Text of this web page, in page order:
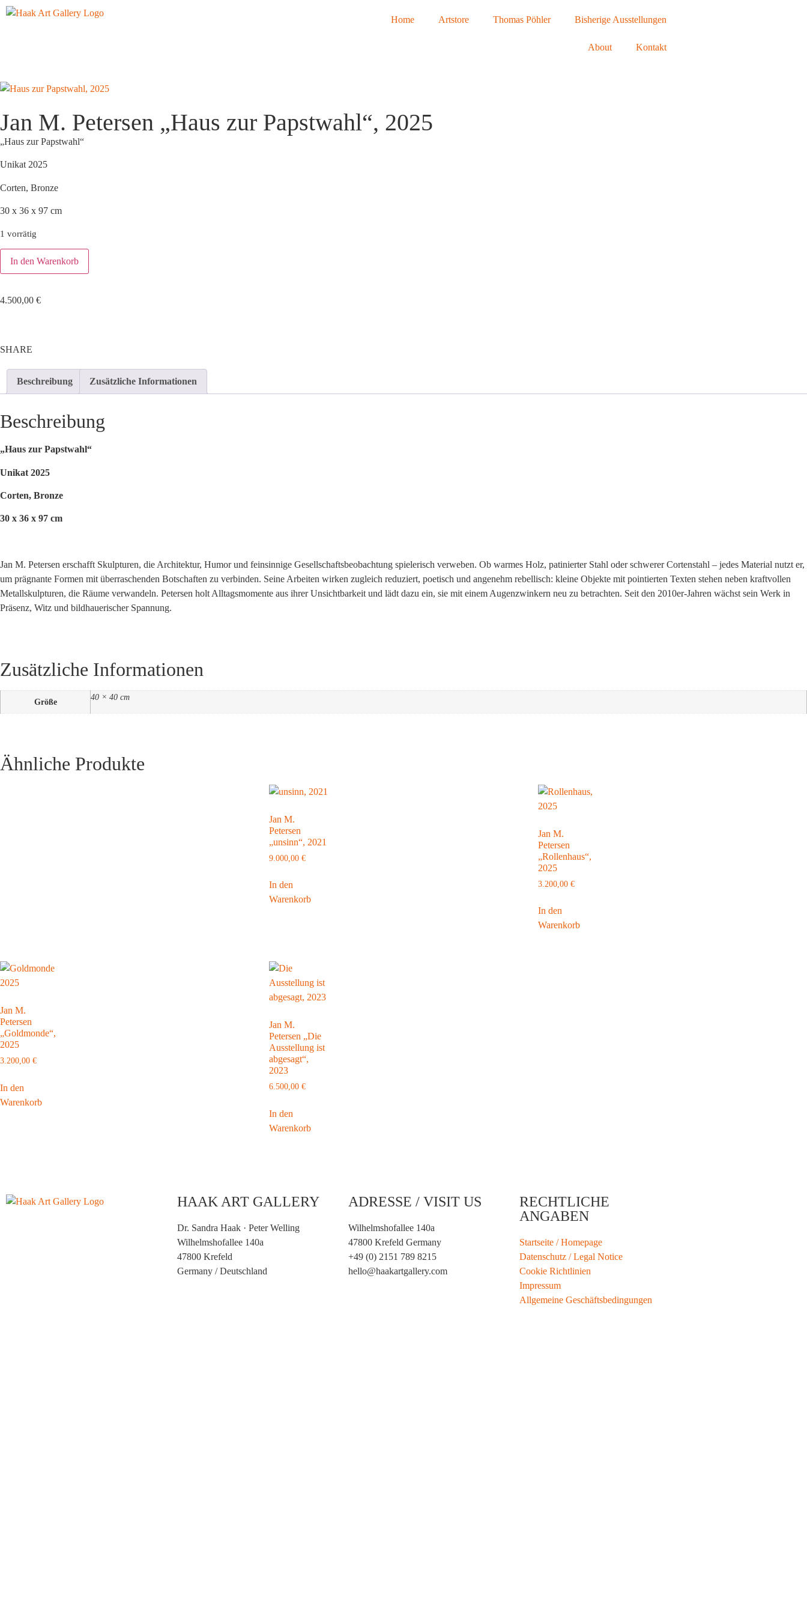
Home Artstore Thomas Pöhler Bisherige Ausstellungen
About Kontakt
Jan M. Petersen „Haus zur Papstwahl“, 2025
„Haus zur Papstwahl“
Unikat 2025
Corten, Bronze
30 x 36 x 97 cm
1 vorrätig
In den Warenkorb
4.500,00 €
SHARE
Beschreibung Zusätzliche Informationen
Beschreibung
„Haus zur Papstwahl“
Unikat 2025
Corten, Bronze
30 x 36 x 97 cm
Jan M. Petersen erschafft Skulpturen, die Architektur, Humor und feinsinnige Gesellschaftsbeobachtung spielerisch verweben. Ob warmes Holz, patinierter Stahl oder schwerer Cortenstahl – jedes Material nutzt er,
um prägnante Formen mit überraschenden Botschaften zu verbinden. Seine Arbeiten wirken zugleich reduziert, poetisch und angenehm rebellisch: kleine Objekte mit pointierten Texten stehen neben kraftvollen
Metallskulpturen, die Räume verwandeln. Petersen holt Alltagsmomente aus ihrer Unsichtbarkeit und lädt dazu ein, sie mit einem Augenzwinkern neu zu betrachten. Seit den 2010er-Jahren wächst sein Werk in
Präsenz, Witz und bildhauerischer Spannung.
Zusätzliche Informationen
Größe 40 × 40 cm
Ähnliche Produkte
Jan M.
Petersen
„unsinn“, 2021
9.000,00 €
In den
Warenkorb
Jan M.
Petersen
„Rollenhaus“,
2025
3.200,00 €
In den
Warenkorb
Jan M.
Petersen
„Goldmonde“,
2025
3.200,00 €
In den
Warenkorb
Jan M.
Petersen „Die
Ausstellung ist
abgesagt“,
2023
6.500,00 €
In den
Warenkorb
HAAK ART GALLERY
Dr. Sandra Haak · Peter Welling
Wilhelmshofallee 140a
47800 Krefeld
Germany /Deutschland
ADRESSE / VISIT US
Wilhelmshofallee 140a
47800 Krefeld Germany
+49 (0) 2151 789 8215
hello@haakartgallery.com
RECHTLICHE
ANGABEN
Startseite / Homepage
Datenschutz / Legal Notice
Cookie Richtlinien
Impressum
Allgemeine Geschäftsbedingungen